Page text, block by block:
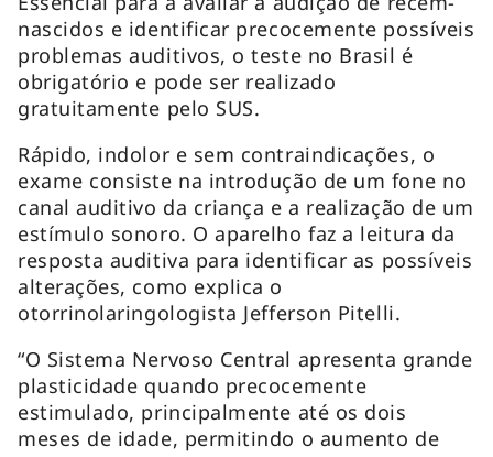
nascidos e identificar precocemente possíveis
problemas auditivos, o teste no Brasil é
obrigatório e pode ser realizado
gratuitamente pelo SUS.
Rápido, indolor e sem contraindicações, o
exame consiste na introdução de um fone no
canal auditivo da criança e a realização de um
estímulo sonoro. O aparelho faz a leitura da
resposta auditiva para identificar as possíveis
alterações, como explica o
otorrinolaringologista Jefferson Pitelli.
“O Sistema Nervoso Central apresenta grande
plasticidade quando precocemente
estimulado, principalmente até os dois
meses de idade, permitindo o aumento de